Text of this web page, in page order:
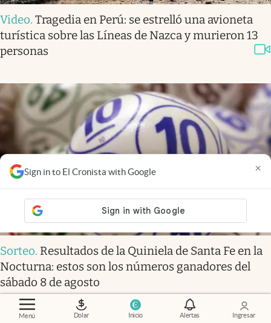
Menú Dolar Inicio Alertas Ingresar
Sign in to El Cronista with Google ×
Video. Tragedia en Perú: se estrelló una avioneta
turística sobre las Líneas de Nazca y murieron 13
personas
Sorteo. Resultados de la Quiniela de Santa Fe en la
Nocturna: estos son los números ganadores del
sábado 8 de agosto